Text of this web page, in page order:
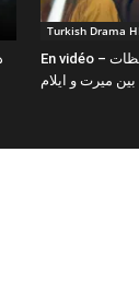
Turkish Drama
En vidéo – في الداخل – لحظات